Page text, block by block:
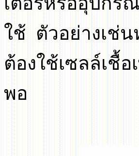
ใช้ ตัวอย่างเช่
ต้องใช้เซลล์เชื้
พอ